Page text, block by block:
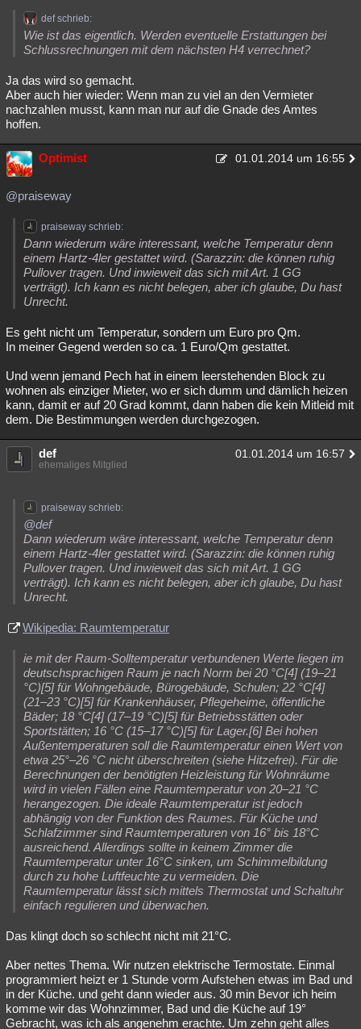
def schrieb:
Wie ist das eigentlich. Werden eventuelle Erstattungen bei
Schlussrechnungen mit dem nächsten H4 verrechnet?
Ja das wird so gemacht.
Aber auch hier wieder: Wenn man zu viel an den Vermieter
nachzahlen musst, kann man nur auf die Gnade des Amtes
hoffen.
Optimist 01.01.2014 um 16:55
@praiseway
praiseway schrieb:
Dann wiederum wäre interessant, welche Temperatur denn
einem Hartz-4ler gestattet wird. (Sarazzin: die können ruhig
Pullover tragen. Und inwieweit das sich mit Art. 1 GG
verträgt). Ich kann es nicht belegen, aber ich glaube, Du hast
Unrecht.
Es geht nicht um Temperatur, sondern um Euro pro Qm.
In meiner Gegend werden so ca. 1 Euro/Qm gestattet.
Und wenn jemand Pech hat in einem leerstehenden Block zu
wohnen als einziger Mieter, wo er sich dumm und dämlich heizen
kann, damit er auf 20 Grad kommt, dann haben die kein Mitleid mit
dem. Die Bestimmungen werden durchgezogen.
def 01.01.2014 um 16:57
ehemaliges Mitglied
praiseway schrieb:
@def
Dann wiederum wäre interessant, welche Temperatur denn
einem Hartz-4ler gestattet wird. (Sarazzin: die können ruhig
Pullover tragen. Und inwieweit das sich mit Art. 1 GG
verträgt). Ich kann es nicht belegen, aber ich glaube, Du hast
Unrecht.
Wikipedia: Raumtemperatur
ie mit der Raum-Solltemperatur verbundenen Werte liegen im
deutschsprachigen Raum je nach Norm bei 20 °C[4] (19–21
°C)[5] für Wohngebäude, Bürogebäude, Schulen; 22 °C[4]
(21–23 °C)[5] für Krankenhäuser, Pflegeheime, öffentliche
Bäder; 18 °C[4] (17–19 °C)[5] für Betriebsstätten oder
Sportstätten; 16 °C (15–17 °C)[5] für Lager.[6] Bei hohen
Außentemperaturen soll die Raumtemperatur einen Wert von
etwa 25°–26 °C nicht überschreiten (siehe Hitzefrei). Für die
Berechnungen der benötigten Heizleistung für Wohnräume
wird in vielen Fällen eine Raumtemperatur von 20–21 °C
herangezogen. Die ideale Raumtemperatur ist jedoch
abhängig von der Funktion des Raumes. Für Küche und
Schlafzimmer sind Raumtemperaturen von 16° bis 18°C
ausreichend. Allerdings sollte in keinem Zimmer die
Raumtemperatur unter 16°C sinken, um Schimmelbildung
durch zu hohe Luftfeuchte zu vermeiden. Die
Raumtemperatur lässt sich mittels Thermostat und Schaltuhr
einfach regulieren und überwachen.
Das klingt doch so schlecht nicht mit 21°C.
Aber nettes Thema. Wir nutzen elektrische Termostate. Einmal
programmiert heizt er 1 Stunde vorm Aufstehen etwas im Bad und
in der Küche. und geht dann wieder aus. 30 min Bevor ich heim
komme wir das Wohnzimmer, Bad und die Küche auf 19°
Gebracht, was ich als angenehm erachte. Um zehn geht alles